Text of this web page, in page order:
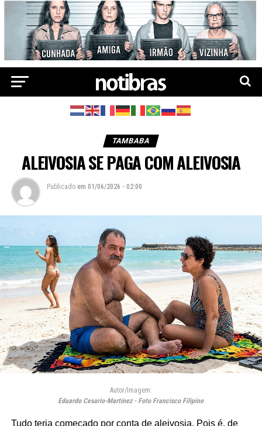
TAMBABA
ALEIVOSIA SE PAGA COM ALEIVOSIA
Publicado em 01/06/2026 - 02:00
Autor/Imagem:
Eduardo Cesario-Martínez - Foto Francisco Filipino
Tudo teria começado por conta de aleivosia. Pois é, de